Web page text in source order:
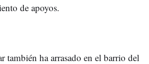
de apoyos.
también ha arrasado en el barrio del